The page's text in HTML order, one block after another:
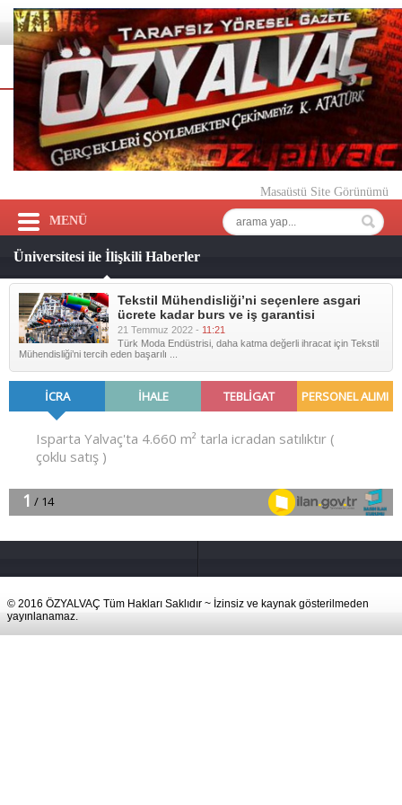
Masaüstü Site Görünümü
MENÜ
Üniversitesi ile İlişkili Haberler
Tekstil Mühendisliği’ni seçenlere asgari
ücrete kadar burs ve iş garantisi
21 Temmuz 2022 - 11:21
Türk Moda Endüstrisi, daha katma değerli ihracat için Tekstil
Mühendisliği’ni tercih eden başarılı ...
© 2016 ÖZYALVAÇ Tüm Hakları Saklıdır ~ İzinsiz ve kaynak gösterilmeden
yayınlanamaz.